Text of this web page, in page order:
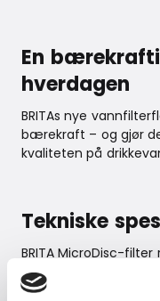
En
hverdagen
BRITAs nye
bærekraft – og gjør
kvaliteten på
Tekniske
BRITA MicroDisc-filter
smaksforstyrrende
ugressmidler og